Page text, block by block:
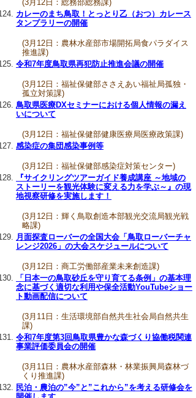
(3月12日：総務部総務課)
カレーのまち鳥取！とっとり乙（おつ）カレース
タンプラリーの開催
(3月12日：農林水産部市場開拓局食パラダイス
推進課)
令和7年度鳥取県再犯防止推進会議の開催
(3月12日：福祉保健部ささえあい福祉局孤独・
孤立対策課)
鳥取県医療DXセミナーにおける個人情報の漏え
いについて
(3月12日：福祉保健部健康医療局医療政策課)
感染症の集団感染事例等
(3月12日：福祉保健部感染症対策センター)
『サイクリングツアーガイド養成講座 ～地域の
ストーリーを観光体験に変える力を学ぶ～』の現
地視察研修を実施します！
(3月12日：輝く鳥取創造本部観光交流局観光戦
略課)
月面探査ローバーの全国大会「鳥取ローバーチャ
レンジ2026」の大会スケジュールについて
(3月12日：商工労働部産業未来創造課)
「日本一の鳥取砂丘を守り育てる条例」の基本理
念に基づく適切な利用や保全活動YouTubeショー
ト動画配信について
(3月11日：生活環境部自然共生社会局自然共生
課)
令和7年度第3回鳥取県豊かな森づくり協働税関連
事業評価委員会の開催
(3月11日：農林水産部森林・林業振興局森林づ
くり推進課)
民泊・農泊の”今”と”これから”を考える研修会を